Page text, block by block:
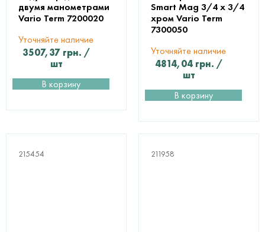
двумя манометрами
Vario Term 7200020
Уточняйте наличие
3507,37 грн. /
шт
В корзину
Smart Mag 3/4 х 3/4
хром Vario Term
7300050
Уточняйте наличие
4814,04 грн. /
шт
В корзину
215454 211958